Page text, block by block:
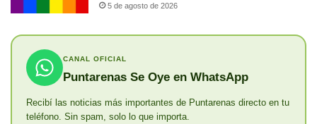
5 de agosto de 2026
CANAL OFICIAL
Puntarenas Se Oye en WhatsApp
Recibí las noticias más importantes de Puntarenas directo en tu
teléfono. Sin spam, solo lo que importa.